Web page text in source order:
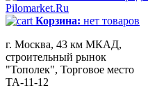
Корзина: нет товаров
г. Москва, 43 км МКАД,
строительный рынок
"Тополек", Торговое место
ТА-11-12